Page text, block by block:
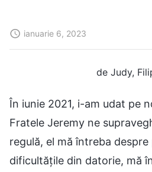
ianuarie 6, 2023
de Judy,
În iunie 2021, i-am udat pe
Fratele Jeremy ne
regulă, el mă întreba despre
dificultățile din datorie, mă